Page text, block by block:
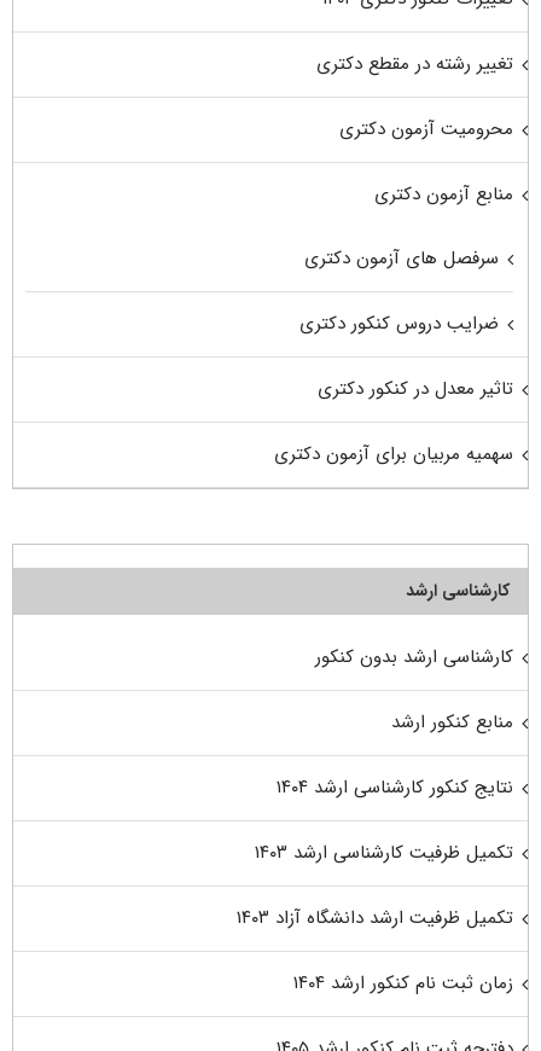
تغییر رشته در مقطع دکتری
محرومیت آزمون دکتری
منابع آزمون دکتری
سرفصل های آزمون دکتری
ضرایب دروس کنکور دکتری
تاثیر معدل در کنکور دکتری
سهمیه مربیان برای آزمون دکتری
کارشناسی ارشد
کارشناسی ارشد بدون کنکور
منابع کنکور ارشد
نتایج کنکور کارشناسی ارشد ۱۴۰۴
تکمیل ظرفیت کارشناسی ارشد ۱۴۰۳
تکمیل ظرفیت ارشد دانشگاه آزاد ۱۴۰۳
زمان ثبت نام کنکور ارشد ۱۴۰۴